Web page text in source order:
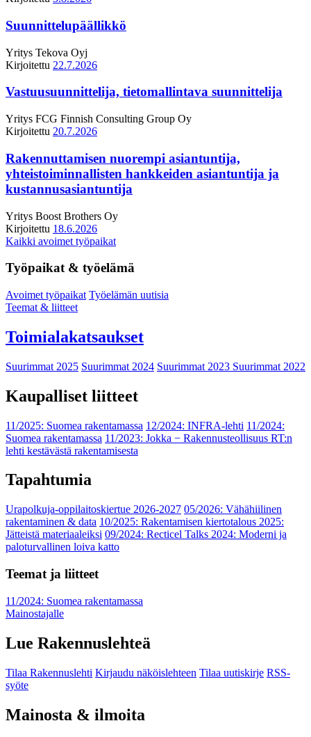
Suunnittelupäällikkö
Yritys Tekova Oyj
Kirjoitettu 22.7.2026
Vastuusuunnittelija, tietomallintava suunnittelija
Yritys FCG Finnish Consulting Group Oy
Kirjoitettu 20.7.2026
Rakennuttamisen nuorempi asiantuntija,
yhteistoiminnallisten hankkeiden asiantuntija ja
kustannusasiantuntija
Yritys Boost Brothers Oy
Kirjoitettu 18.6.2026
Kaikki avoimet työpaikat
Työpaikat & työelämä
Avoimet työpaikat Työelämän uutisia
Teemat & liitteet
Toimialakatsaukset
Suurimmat 2025 Suurimmat 2024 Suurimmat 2023 Suurimmat 2022
Kaupalliset liitteet
11/2025: Suomea rakentamassa 12/2024: INFRA-lehti 11/2024:
Suomea rakentamassa 11/2023: Jokka − Rakennusteollisuus RT:n
lehti kestävästä rakentamisesta
Tapahtumia
Urapolkuja-oppilaitoskiertue 2026-2027 05/2026: Vähähiilinen
rakentaminen & data 10/2025: Rakentamisen kiertotalous 2025:
Jätteistä materiaaleiksi 09/2024: Recticel Talks 2024: Moderni ja
paloturvallinen loiva katto
Teemat ja liitteet
11/2024: Suomea rakentamassa
Mainostajalle
Lue Rakennuslehteä
Tilaa Rakennuslehti Kirjaudu näköislehteen Tilaa uutiskirje RSS-
syöte
Mainosta & ilmoita